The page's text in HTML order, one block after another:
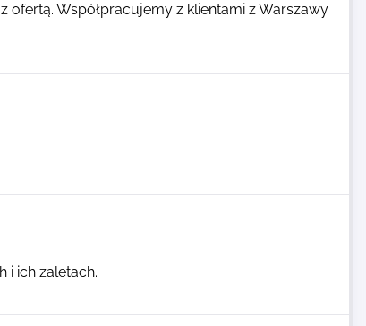
Współpracujemy z klientami z Warszawy
i ich zaletach.